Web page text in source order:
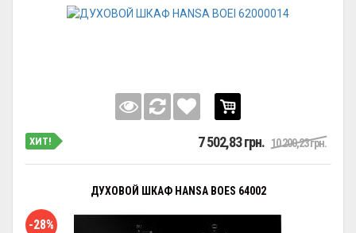
ХИТ! 7 502,83 грн. 10 200,23 грн.
ДУХОВОЙ ШКАФ HANSA BOES 64002
-28%